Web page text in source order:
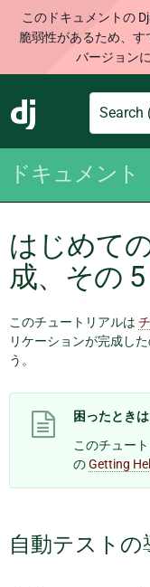
このドキュメントの
脆弱性があるため、
バージョン
Search
ドキュメント
はじめて
成、その 5
このチュートリアルは
リケーションが完成し
う。
困ったとき
このチュー
のGetting
自動テストの